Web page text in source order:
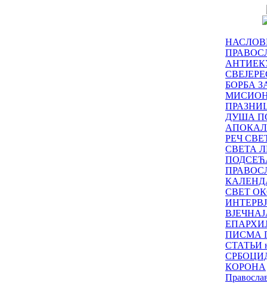
БОРБА
ДУША
РЕЧ
СВЕТА
СВЕТ
ПИСМА
СТАТЬИ
КОРОНА